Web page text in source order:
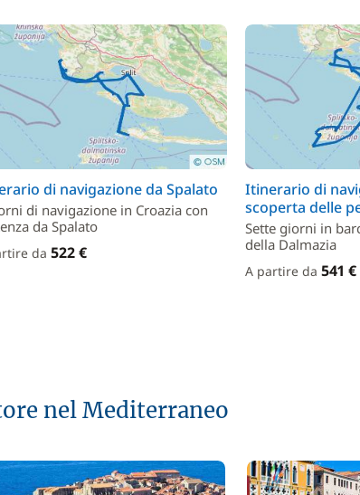
di navigazione da Spalato
di navigazione in Croazia con
da Spalato
da 522 €
Itinerario di
scoperta delle
Sette giorni in
della Dalmazia
A partire da 541 €
nel Mediterraneo